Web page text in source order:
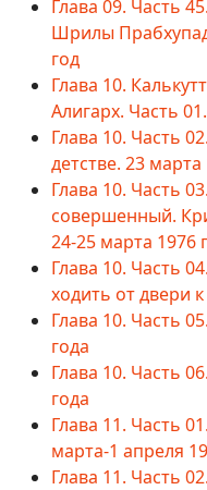
Глава 09. Часть
Шрилы
год
Глава 10.
Алигарх. Часть
Глава 10. Часть
детстве. 23 марта
Глава 10. Часть
совершенный.
24-25 марта 1976
Глава 10. Часть
ходить от двери
Глава 10. Часть
года
Глава 10. Часть
года
Глава 11. Часть
марта-1 апреля
Глава 11. Часть